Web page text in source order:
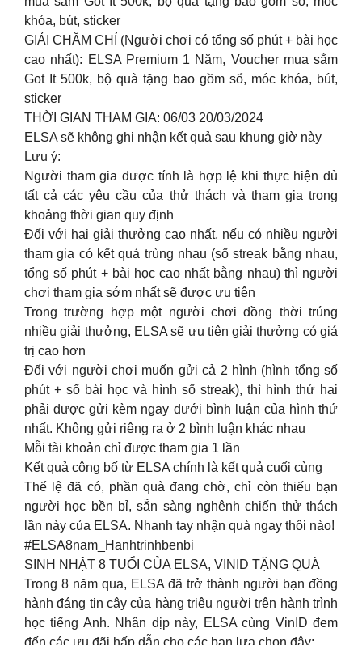
khóa, bút, sticker
GIẢI CHĂM CHỈ (Người chơi có tổng số phút + bài học
cao nhất): ELSA Premium 1 Năm, Voucher mua sắm
Got It 500k, bộ quà tặng bao gồm sổ, móc khóa, bút,
sticker
THỜI GIAN THAM GIA: 06/03 20/03/2024
ELSA sẽ không ghi nhận kết quả sau khung giờ này
Lưu ý:
Người tham gia được tính là hợp lệ khi thực hiện đủ
tất cả các yêu cầu của thử thách và tham gia trong
khoảng thời gian quy định
Đối với hai giải thưởng cao nhất, nếu có nhiều người
tham gia có kết quả trùng nhau (số streak bằng nhau,
tổng số phút + bài học cao nhất bằng nhau) thì người
chơi tham gia sớm nhất sẽ được ưu tiên
Trong trường hợp một người chơi đồng thời trúng
nhiều giải thưởng, ELSA sẽ ưu tiên giải thưởng có giá
trị cao hơn
Đối với người chơi muốn gửi cả 2 hình (hình tổng số
phút + số bài học và hình số streak), thì hình thứ hai
phải được gửi kèm ngay dưới bình luận của hình thứ
nhất. Không gửi riêng ra ở 2 bình luận khác nhau
Mỗi tài khoản chỉ được tham gia 1 lần
Kết quả công bố từ ELSA chính là kết quả cuối cùng
Thể lệ đã có, phần quà đang chờ, chỉ còn thiếu bạn
người học bền bỉ, sẵn sàng nghênh chiến thử thách
lần này của ELSA. Nhanh tay nhận quà ngay thôi nào!
#ELSA8nam_Hanhtrinhbenbi
SINH NHẬT 8 TUỔI CỦA ELSA, VINID TẶNG QUÀ
Trong 8 năm qua, ELSA đã trở thành người bạn đồng
hành đáng tin cậy của hàng triệu người trên hành trình
học tiếng Anh. Nhân dịp này, ELSA cùng VinID đem